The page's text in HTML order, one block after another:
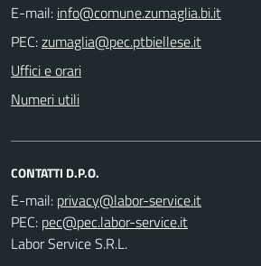
E-mail:
PEC:
Uffici e orari
Numeri utili
CONTATTI D.P.O.
E-mail:
PEC:
Labor Service S.R.L.